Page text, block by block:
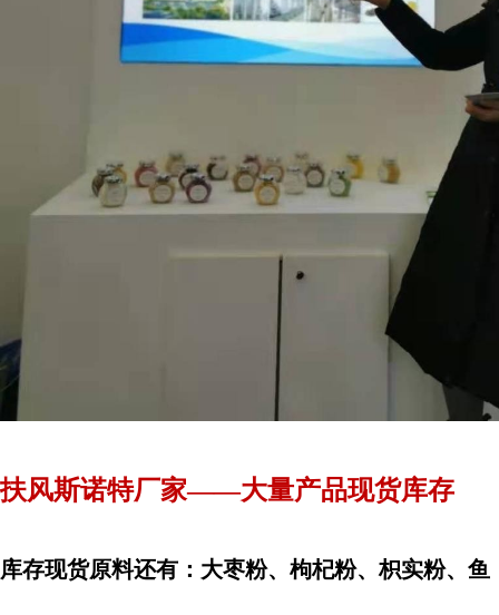
扶风斯诺特厂家——大量产品现货库存
库存现货原料还有：大枣粉、枸杞粉、枳实粉、鱼